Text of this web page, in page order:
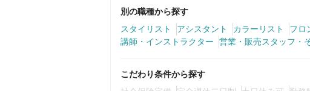
別の職種から探す
スタイリスト
アシスタント カラーリスト フロ
講師・インストラクター
営業・販売スタッフ・
こだわり条件から探す